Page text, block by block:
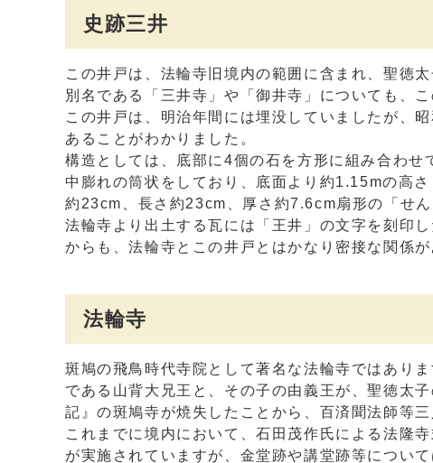
史跡三井
この井戸は、法輪寺旧境内の範囲に含まれ、聖徳
別名である「三井寺」や「御井寺」についても、
この井戸は、明治年間には埋没していましたが、
あることがわかりました。
構造としては、底部に4個の石を方形に組み合わ
中膨れの筒状をしており、底面より約1.15mの高
約23cm、長さ約23cm、厚さ約7.6cm扇形の「せん
法輪寺より出土する瓦には「王井」の文字を刻印
からも、法輪寺とこの井戸とはかなり密接な関係が
法輪寺
斑鳩の飛鳥時代寺院として著名な法輪寺ではあり
である山背大兄王と、その子の由義王が、聖徳太
記』の斑鳩寺が焼失したことから、百済聞法師等
これまでに境内において、石田茂作氏による法隆
が実施されていますが、金堂跡や講堂跡等につい